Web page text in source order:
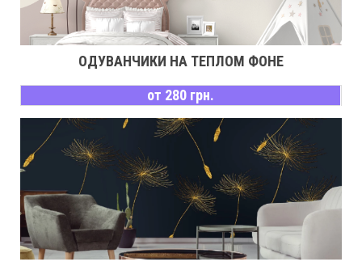
ОДУВАНЧИКИ НА ТЕПЛОМ ФОНЕ
от 280 грн.